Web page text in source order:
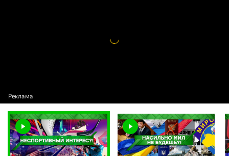
Видео
проигрыватель